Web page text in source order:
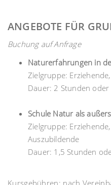
ANGEBOTE FÜR
Buchung auf Anfrage
Naturerfahrungen in
Zielgruppe:
Dauer: 2 Stunden
Schule Natur als
Zielgruppe:
Auszubildende
Dauer: 1,5 Stunden
Kursgebühren: nach